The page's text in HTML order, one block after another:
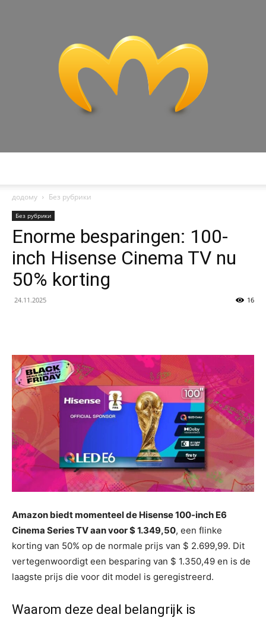
додому
Без рубрики
Без рубрики
Enorme besparingen: 100-
inch Hisense Cinema TV nu
50% korting
24.11.2025 16
Amazon biedt momenteel de Hisense 100-inch E6
Cinema Series TV aan voor $ 1.349,50, een flinke
korting van 50% op de normale prijs van $ 2.699,99. Dit
vertegenwoordigt een besparing van $ 1.350,49 en is de
laagste prijs die voor dit model is geregistreerd.
Waarom deze deal belangrijk is